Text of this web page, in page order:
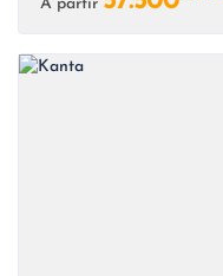
A partir